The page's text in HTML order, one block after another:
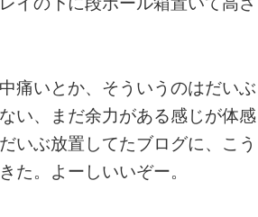
痛いとか、そういうのはだいぶ
い、まだ余力がある感じが体感
いぶ放置してたブログに、こう
た。よーしいいぞー。